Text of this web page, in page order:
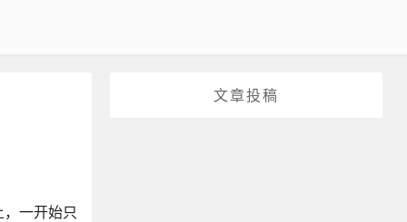
文章投稿
一开始只